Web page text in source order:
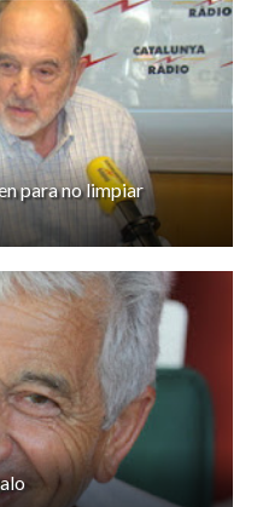
para no limpiar